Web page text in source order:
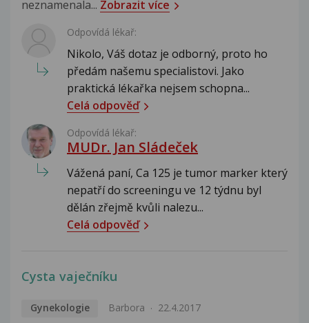
neznamenala... Zobrazit více
Odpovídá lékař:
Nikolo, Váš dotaz je odborný, proto ho
předám našemu specialistovi. Jako
praktická lékařka nejsem schopna...
Celá odpověď
Odpovídá lékař:
MUDr. Jan Sládeček
Vážená paní, Ca 125 je tumor marker který
nepatří do screeningu ve 12 týdnu byl
dělán zřejmě kvůli nalezu...
Celá odpověď
Cysta vaječníku
Gynekologie Barbora 22.4.2017